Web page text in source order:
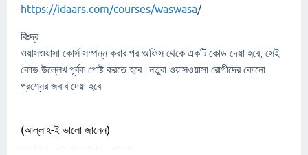
https://idaars.com/courses/waswasa/
বিঃদ্র
ওয়াসওয়াসা কোর্স সম্পন্ন করার পর অফিস থেকে একটি কোড দেয়া হবে, সেই
কোড উল্লেখ পূর্বক পোষ্ট করতে হবে।নতুবা ওয়াসওয়াসা রোগীদের কোনো
প্রশ্নের জবাব দেয়া হবে
(আল্লাহ-ই ভালো জানেন)
--------------------------------